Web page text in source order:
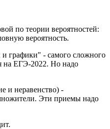
по теории вероятностей:
вероятность.
графики" - самого сложного
на ЕГЭ-2022. Но надо
и неравенство) -
Эти приемы надо